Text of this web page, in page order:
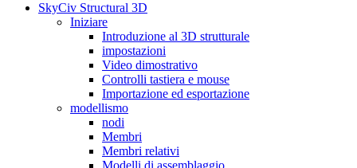
SkyCiv Structural 3D
Iniziare
Introduzione al 3D strutturale
impostazioni
Video dimostrativo
Controlli tastiera e mouse
Importazione ed esportazione
modellismo
nodi
Membri
Membri relativi